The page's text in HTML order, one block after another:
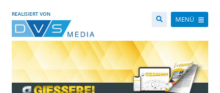
REALISIERT VON
MENÜ